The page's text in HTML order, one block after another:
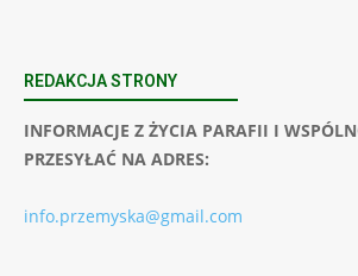
REDAKCJA STRONY
INFORMACJE Z ŻYCIA PARAFII I
PRZESYŁAĆ NA ADRES:
info.przemyska@gmail.com